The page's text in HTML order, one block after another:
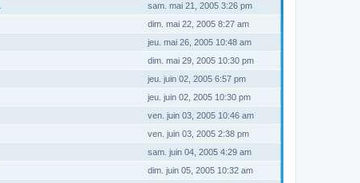
sam. mai 21, 2005 3:26 pm
dim. mai 22, 2005 8:27 am
jeu. mai 26, 2005 10:48 am
dim. mai 29, 2005 10:30 pm
jeu. juin 02, 2005 6:57 pm
jeu. juin 02, 2005 10:30 pm
ven. juin 03, 2005 10:46 am
ven. juin 03, 2005 2:38 pm
sam. juin 04, 2005 4:29 am
dim. juin 05, 2005 10:32 am